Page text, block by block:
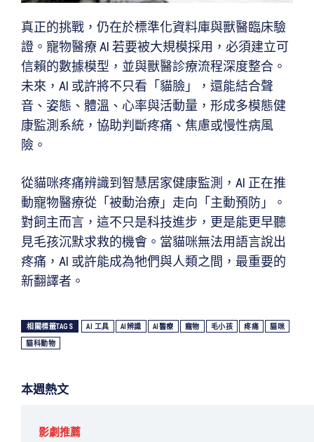
真正的挑戰，仍在於標準化資料庫與獸醫臨床驗
證。寵物醫療 AI 若要被大規模採用，必須建立可
信賴的數據模型，並與獸醫診療流程深度整合。
未來，AI 或許將不只看「貓臉」，還能結合聲
音、姿態、體溫、心率與活動量，形成多模態健
康監測系統，協助判斷疼痛、焦慮或慢性病風
險。
從貓咪疼痛辨識到智慧居家健康監測，AI 正在推
動寵物醫療從「被動治療」走向「主動預防」。
對飼主而言，這不只是科技進步，更是能更早聽
見毛孩沉默求救的機會。當貓咪無法用語言說出
疼痛，AI 或許能成為牠們與人類之間，最重要的
新翻譯者。
相關標籤TAGS AI 工具 AI辨識 AI醫療 寵物 毛小孩 疼痛 貓咪
貓科動物
本週熱文
影劇推薦